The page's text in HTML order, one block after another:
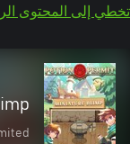
تخطي إلى المحتوى